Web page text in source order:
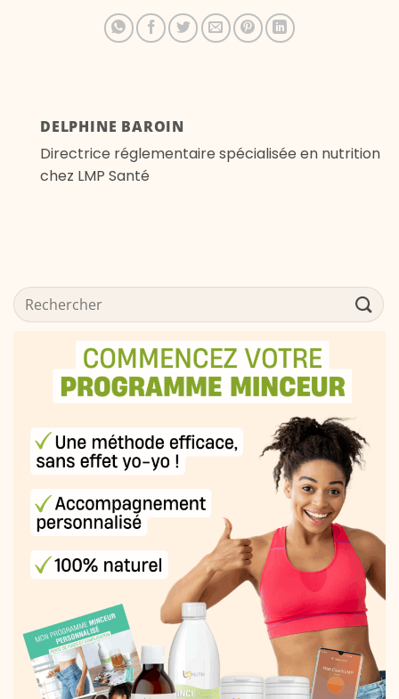
DELPHINE BAROIN
Directrice réglementaire spécialisée en nutrition
chez LMP Santé